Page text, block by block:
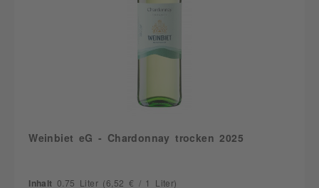
Weinbiet eG - Chardonnay trocken 2025
Inhalt 0.75 Liter (6,52 € / 1 Liter)